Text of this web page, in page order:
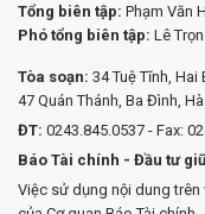
Tổng biên tập: Phạm Văn
Phó tổng biên tập: Lê
Tòa soạn: 34 Tuệ Tĩnh, Hai
47 Quán Thánh, Ba Đình,
ĐT: 0243.845.0537 - Fax:
Báo Tài chính - Đầu tư
Việc sử dụng nội dung